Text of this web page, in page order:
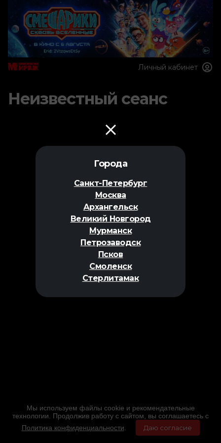
Города
Санкт-Петербург
Москва
Архангельск
Великий Новгород
Мурманск
Петрозаводск
Псков
Смоленск
Стерлитамак
Личный кабинет
Неизвестный сеанс
Мы используем файлы cookie и рекомендательные
технологии. Продолжив работу с сайтом, вы соглашаетесь с
Политика конфиденциальности
Даю согласие